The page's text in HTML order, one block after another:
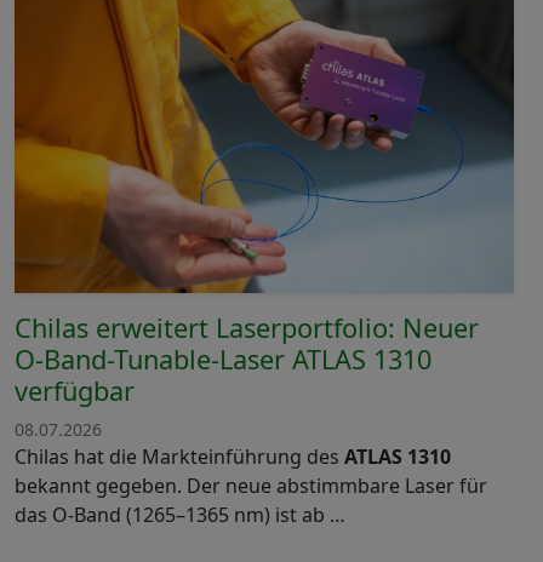
Chilas erweitert Laserportfolio: Neuer
O-Band-Tunable-Laser ATLAS 1310
verfügbar
08.07.2026
Chilas hat die Markteinführung des ATLAS 1310
bekannt gegeben. Der neue abstimmbare Laser für
das O-Band (1265–1365 nm) ist ab …